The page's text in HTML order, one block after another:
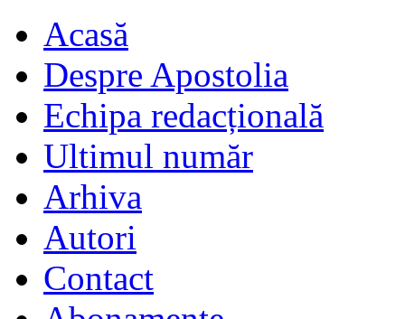
Acasă
Despre Apostolia
Echipa redacțională
Ultimul număr
Arhiva
Autori
Contact